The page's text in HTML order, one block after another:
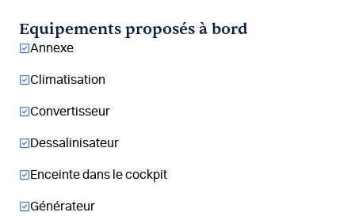
Equipements proposés à bord
Annexe
Climatisation
Convertisseur
Dessalinisateur
Enceinte dans le cockpit
Générateur